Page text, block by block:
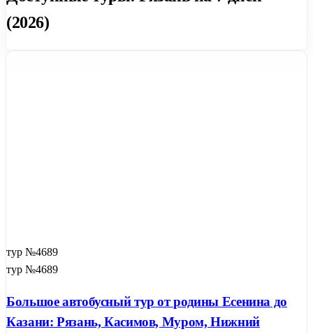
(2026)
тур №4689
тур №4689
Большое автобусный тур от родины Есенина до
Казани: Рязань, Касимов, Муром, Нижний